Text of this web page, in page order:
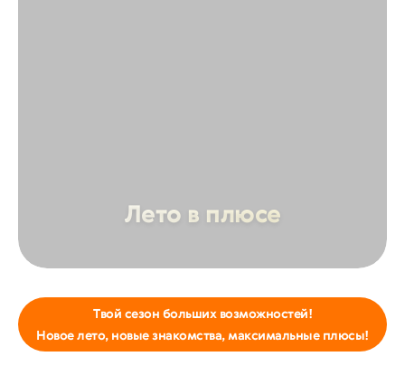
Лето в плюсе
Твой сезон больших возможностей!
Новое лето, новые знакомства, максимальные плюсы!